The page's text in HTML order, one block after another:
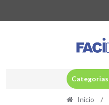
contenido
Categorias
Inicio /